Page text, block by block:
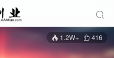
1.2W+ 416